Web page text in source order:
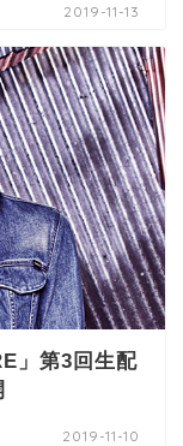
2019-11-13
」第3回生配
2019-11-10